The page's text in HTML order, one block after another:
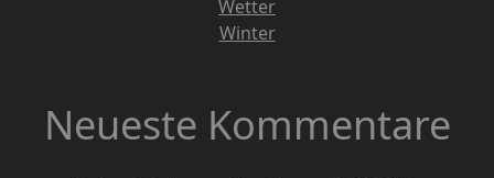
Wetter
Winter
Neueste Kommentare